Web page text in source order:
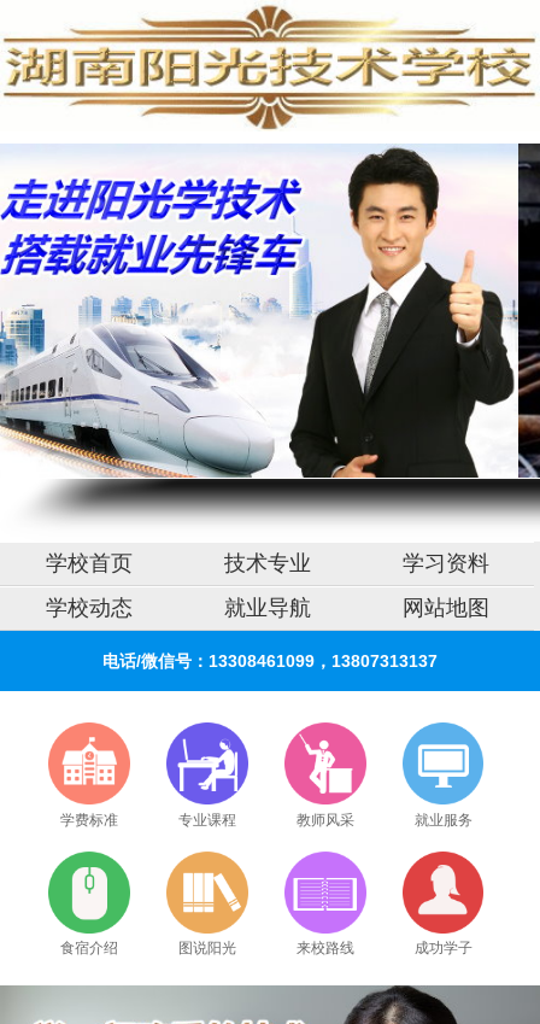
手机维修培训,手机维修培训学校,手机维修培训班
学校首页 技术专业
学习资料
学校动态
就业导航 网站地图
电话/微信号：13308461099，13807313137
学费标准 专业课程 教师风采 就业服务
食宿介绍 图说阳光 来校路线 成功学子